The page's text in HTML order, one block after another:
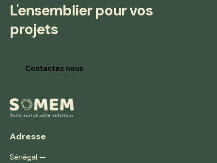
L'ensemblier pour vos
projets
Contactez nous
Adresse
Sénégal —